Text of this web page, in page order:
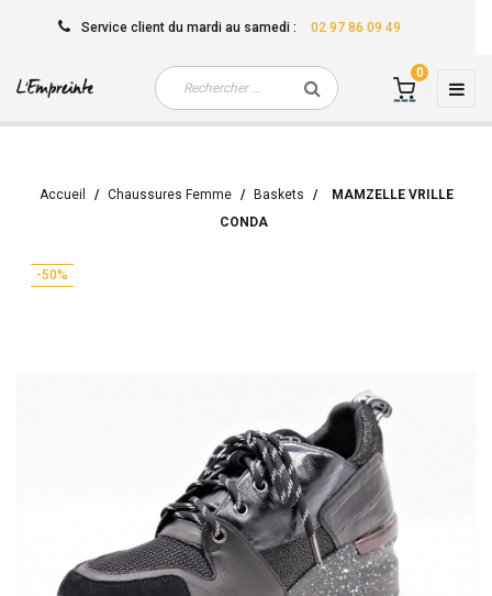
Service client du mardi au samedi : 02 97 86 09 49
☰
0
Accueil Chaussures Femme Baskets
MAMZELLE VRILLE
CONDA
-50%